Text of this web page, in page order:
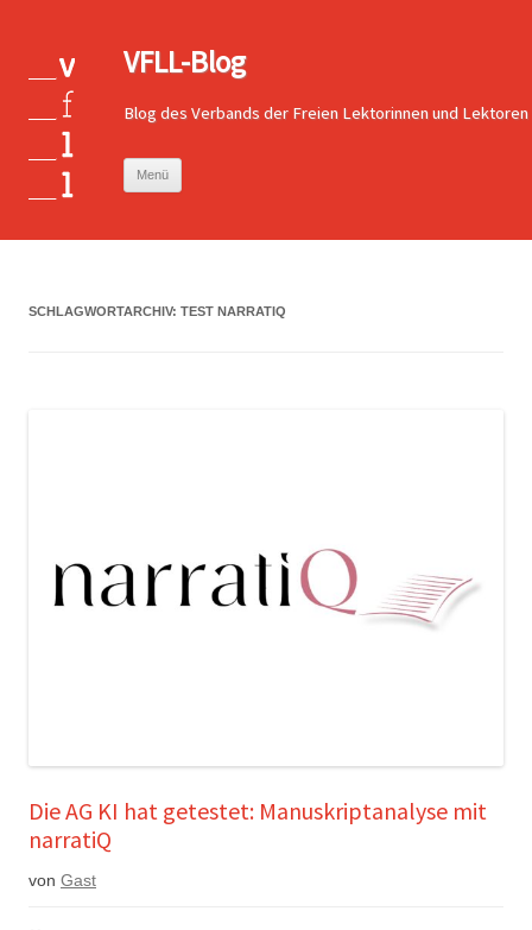
VFLL-Blog
Blog des Verbands der Freien Lektorinnen und Lektoren
Menü
SCHLAGWORTARCHIV: TEST NARRATIQ
Die AG KI hat getestet: Manuskriptanalyse mit
narratiQ
von Gast